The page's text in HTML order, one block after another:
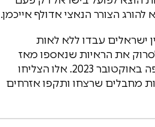
ישראלים עבדו ללא לאות
את הראיות שנאספו מאז
שחמאס ביצע את המתקפה באוקטובר 2023. אלו הצליחו
מחבלים שרצחו ותקפו אזרחים